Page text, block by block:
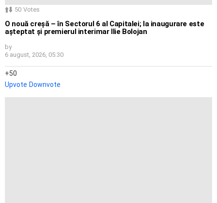
50 Votes
O nouă creșă – în Sectorul 6 al Capitalei; la inaugurare este
așteptat și premierul interimar Ilie Bolojan
by
6 august, 2026, 05:30
50
Upvote Downvote